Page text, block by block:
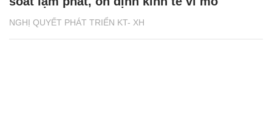
NGHỊ QUYẾT PHÁT TRIỂN KT- XH